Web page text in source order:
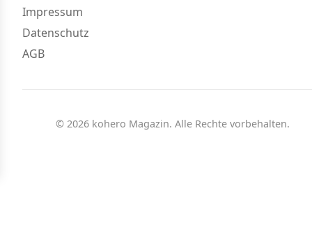
Impressum
Datenschutz
AGB
© 2026 kohero Magazin. Alle Rechte vorbehalten.